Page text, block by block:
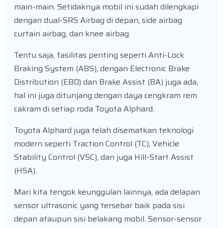
main-main. Setidaknya mobil ini sudah dilengkapi
dengan dual-SRS Airbag di depan, side airbag
curtain airbag, dan knee airbag.
Tentu saja, fasilitas penting seperti Anti-Lock
Braking System (ABS), dengan Electronic Brake
Distribution (EBD) dan Brake Assist (BA) juga ada,
hal ini juga ditunjang dengan daya cengkram rem
cakram di setiap roda Toyota Alphard.
Toyota Alphard juga telah disematkan teknologi
modern seperti Traction Control (TC), Vehicle
Stability Control (VSC), dan juga Hill-Start Assist
(HSA).
Mari kita tengok keunggulan lainnya, ada delapan
sensor ultrasonic yang tersebar baik pada sisi
depan ataupun sisi belakang mobil. Sensor-sensor